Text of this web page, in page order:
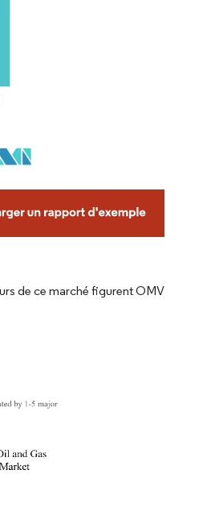
de ce marché figurent OMV